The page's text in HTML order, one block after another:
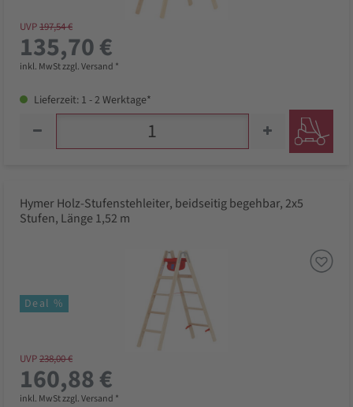
UVP197,54 €
135,70 €
inkl. MwSt zzgl. Versand *
Lieferzeit: 1 - 2 Werktage*
Hymer Holz-Stufenstehleiter, beidseitig begehbar, 2x5
Stufen, Länge 1,52 m
Deal %
UVP238,00 €
160,88 €
inkl. MwSt zzgl. Versand *